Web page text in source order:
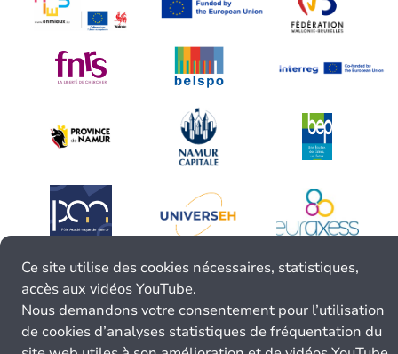
Ce site utilise des cookies nécessaires, statistiques,
accès aux vidéos YouTube.
Nous demandons votre consentement pour l’utilisation
de cookies d’analyses statistiques de fréquentation du